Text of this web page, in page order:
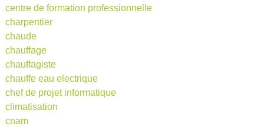
centre de formation professionnelle
charpentier
chaude
chauffage
chauffagiste
chauffe eau electrique
chef de projet informatique
climatisation
cnam